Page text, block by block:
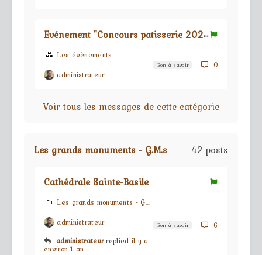
E
vénement "Concours patisserie 2024"
Les évènements
administrateur
Bon à savoir 0
Voir tous les messages de cette catégorie
Les grands monuments - G.M.s 42 posts
Cathédrale Sainte-Basile
Les grands monuments - G.M.s
administrateur
administrateur replied il y a
environ 1 an
Bon à savoir 6